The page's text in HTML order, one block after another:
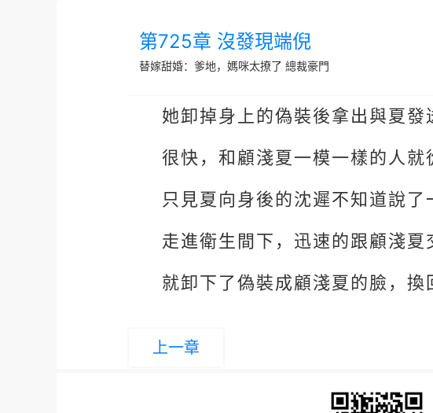
第725章 沒發現端倪
替嫁甜婚：爹地，媽咪太撩了 總裁豪門
她卸掉身上的偽裝後拿出與夏發
很快，和顧淺夏一模一樣的人就
只見夏向身後的沈遲不知道說了
走進衛生間下，迅速的跟顧淺夏
就卸下了偽裝成顧淺夏的臉，換
上一章